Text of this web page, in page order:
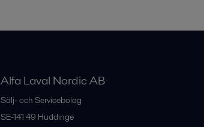
Alfa Laval Nordic AB
Sälj- och Servicebolag
SE-141 49 Huddinge